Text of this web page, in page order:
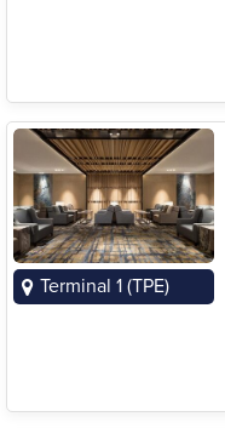
Terminal 1 (TPE)